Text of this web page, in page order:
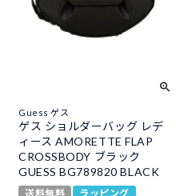
Guess ゲス
ゲス ショルダーバッグ レデ
ィース AMORETTE FLAP
CROSSBODY ブラック
GUESS BG789820 BLACK
送料無料 ラッピング